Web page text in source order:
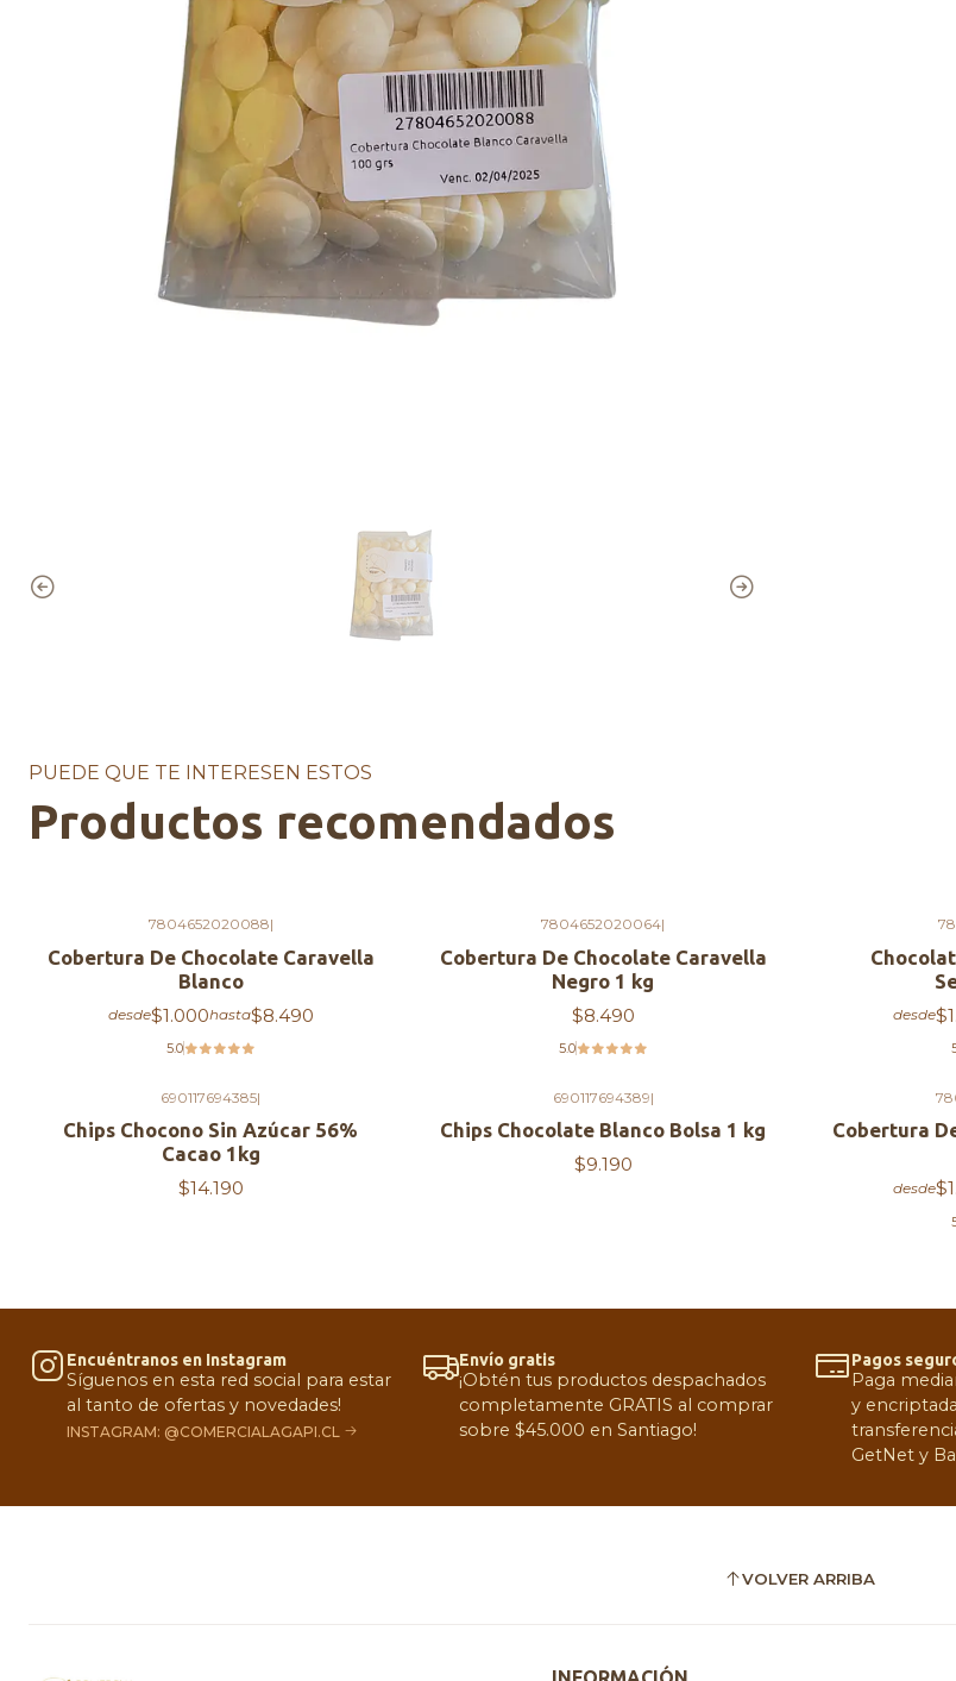
PUEDE QUE TE INTERESEN ESTOS
Productos recomendados
7804652020088|
Cobertura De Chocolate Caravella
Blanco
desde$1.000hasta$8.490
5.0
7804652020064|
Cobertura De Chocolate Caravella
Negro 1 kg
$8.490
5.0
desde
690117694385|
Chips Chocono Sin Azúcar 56%
Cacao 1kg
$14.190
690117694389|
Chips Chocolate Blanco Bolsa 1 kg
$9.190
Cobertura
desde
Encuéntranos en Instagram
Síguenos en esta red social para estar
al tanto de ofertas y novedades!
INSTAGRAM: @COMERCIALAGAPI.CL
Envío gratis
¡Obtén tus productos despachados
completamente GRATIS al comprar
sobre $45.000 en Santiago!
Pagos
Paga
y
GetNet y
VOLVER ARRIBA